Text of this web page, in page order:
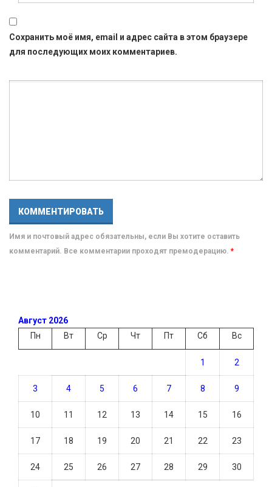
Сохранить моё имя, email и адрес сайта в этом браузере
для последующих моих комментариев.
Имя и почтовый адрес обязательны, если Вы хотите оставить
комментарий. Все комментарии проходят премодерацию. *
Август 2026
Пн
Вт Ср Чт Пт Сб Вс
1 2
3 4 5 6 7 8 9
10 11 12 13 14 15 16
17 18 19 20 21 22 23
24 25 26 27 28 29 30